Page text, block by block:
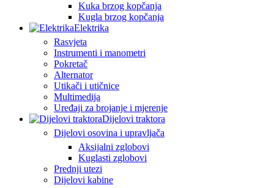
Kuka brzog kopčanja
Kugla brzog kopčanja
Elektrika
Rasvjeta
Instrumenti i manometri
Pokretač
Alternator
Utikači i utičnice
Multimedija
Uređaji za brojanje i mjerenje
Dijelovi traktora
Dijelovi osovina i upravljača
Aksijalni zglobovi
Kuglasti zglobovi
Prednji utezi
Dijelovi kabine